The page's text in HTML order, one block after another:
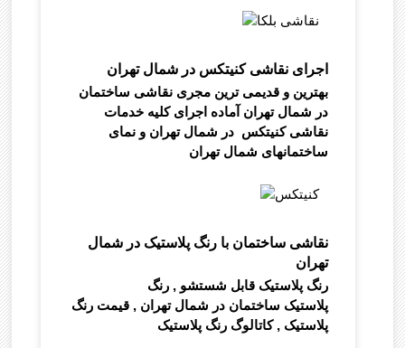
اجرای نقاشی کنیتکس در شمال تهران
بهترین و قدیمی ترین مجری نقاشی ساختمان
در شمال تهران آماده اجرای کلیه خدمات
نقاشی کنیتکس در شمال تهران و نمای
ساختمانهای شمال تهران
نقاشی ساختمان با رنگ پلاستیک در شمال
تهران
رنگ پلاستیک قابل شستشو , رنگ
پلاستیک ساختمان در شمال تهران , قیمت رنگ
پلاستیک , کاتالوگ رنگ پلاستیک